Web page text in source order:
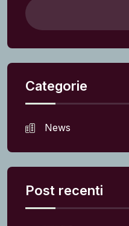
Categorie
News
Post recenti